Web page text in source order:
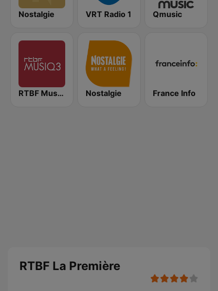
Nostalgie VRT Radio 1 Qmusic
RTBF Musiq 3 Nostalgie France Info
RTBF La Première